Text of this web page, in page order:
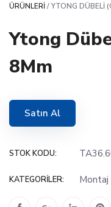
ÜRÜNLERI/ YTONG DÜBELI
Ytong
8Mm
Satın Al
STOK KODU:
KATEGORILER: Montaj